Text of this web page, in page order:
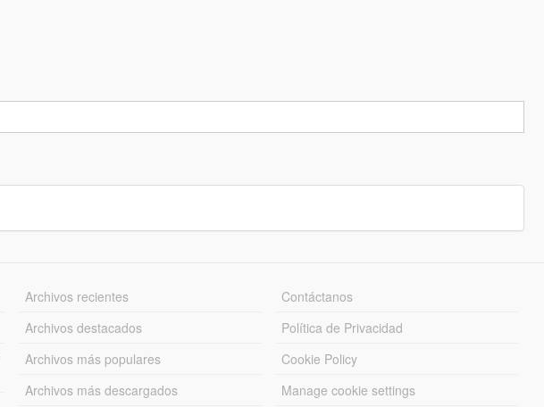
Archivos recientes
Archivos destacados
Archivos más populares
Archivos más descargados
Contáctanos
Política de Privacidad
Cookie Policy
Manage cookie settings